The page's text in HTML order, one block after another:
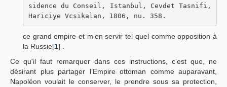
sidence du Conseil, Istanbul, Cevdet Tasnifi,
Hariciye Vcsikalan, 1806, nu. 358.
ce grand empire et m’en servir tel quel comme opposition à
la Russie[1] .
Ce qu'il faut remarquer dans ces instructions, c’est que, ne
désirant plus partager l’Empire ottoman comme auparavant,
Napoléon voulait le conserver, le prendre sous sa protection,